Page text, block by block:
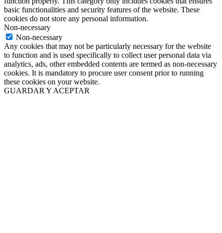
basic functionalities and security features of the website. These
cookies do not store any personal information.
Non-necessary
Non-necessary
Any cookies that may not be particularly necessary for the website
to function and is used specifically to collect user personal data via
analytics, ads, other embedded contents are termed as non-necessary
cookies. It is mandatory to procure user consent prior to running
these cookies on your website.
GUARDAR Y ACEPTAR